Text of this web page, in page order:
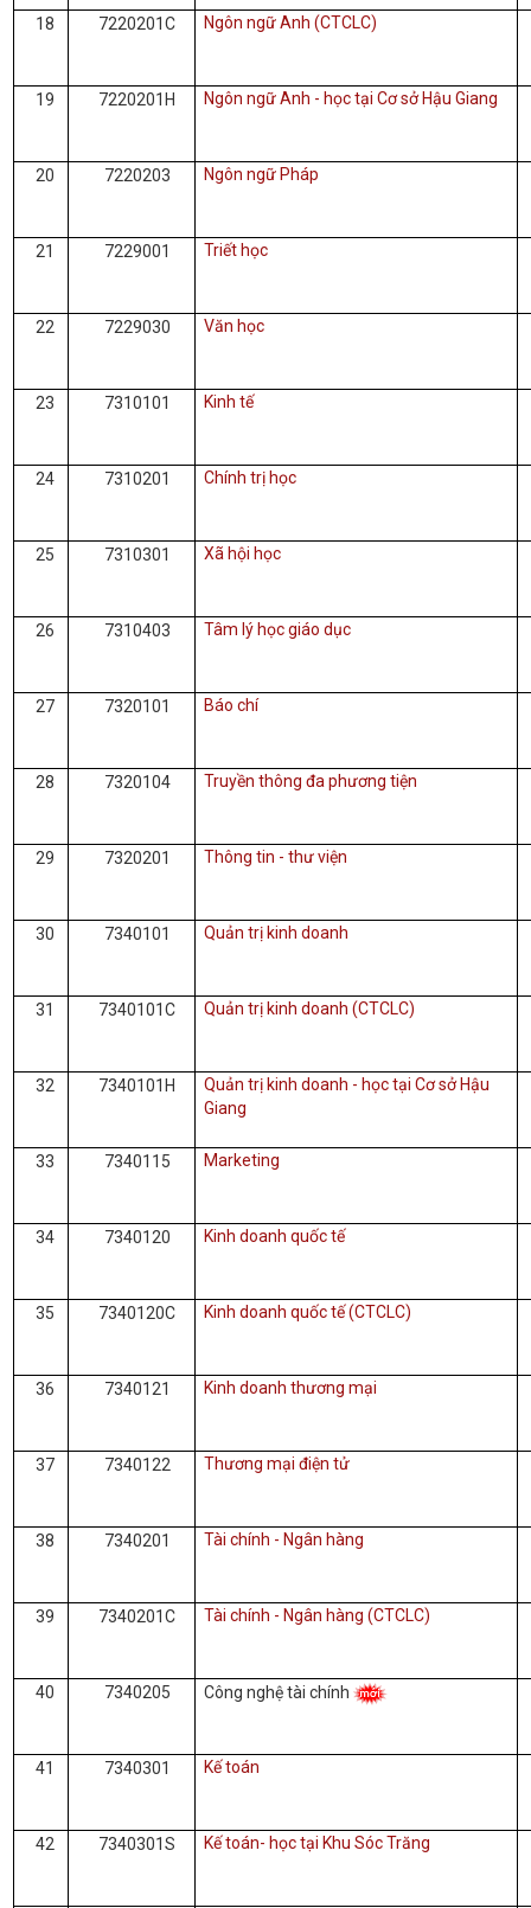
18 7220201C Ngôn ngữ Anh (CTCLC)
19 7220201H Ngôn ngữ Anh - học tại Cơ sở Hậu Giang
20 7220203 Ngôn ngữ Pháp
21 7229001 Triết học
22 7229030 Văn học
23 7310101 Kinh tế
24 7310201 Chính trị học
25 7310301 Xã hội học
26 7310403 Tâm lý học giáo dục
27 7320101 Báo chí
28 7320104 Truyền thông đa phương tiện
29 7320201 Thông tin - thư viện
30 7340101 Quản trị kinh doanh
31 7340101C Quản trị kinh doanh (CTCLC)
32 7340101H
Quản trị kinh doanh - học tại Cơ sở Hậu
Giang
33 7340115 Marketing
34 7340120 Kinh doanh quốc tế
35 7340120C Kinh doanh quốc tế (CTCLC)
36 7340121 Kinh doanh thương mại
37 7340122 Thương mại điện tử
38 7340201 Tài chính - Ngân hàng
39 7340201C Tài chính - Ngân hàng (CTCLC)
40 7340205 Công nghệ tài chính
41 7340301 Kế toán
42 7340301S Kế toán- học tại Khu Sóc Trăng